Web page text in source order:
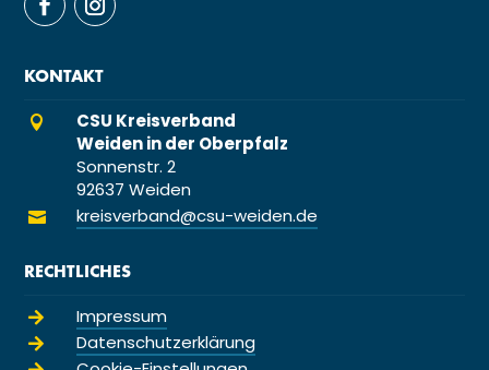
KONTAKT

CSU Kreisverband
Weiden in der Oberpfalz
Sonnenstr. 2
92637 Weiden
 kreisverband@csu-weiden.de
RECHTLICHES
 Impressum
 Datenschutzerklärung